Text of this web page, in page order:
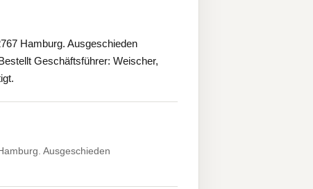
Hamburg. Ausgeschieden
Geschäftsführer: Weischer,
Ausgeschieden